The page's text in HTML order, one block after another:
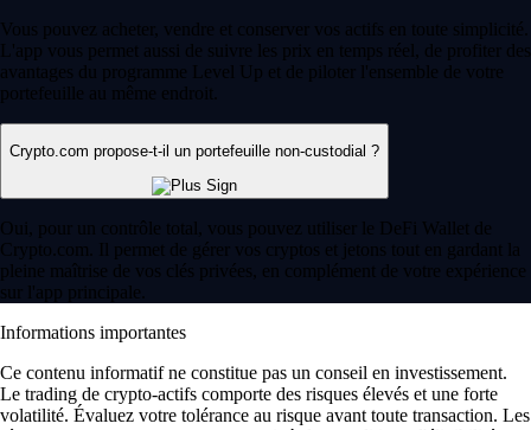
Vous pouvez acheter, vendre et conserver vos actifs en toute simplicité.
L'app vous permet aussi de suivre les prix en temps réel, de profiter des
avantages du programme Level Up et de piloter l'ensemble de votre
portefeuille au même endroit.
Crypto.com propose-t-il un portefeuille non-custodial ?
Oui, pour un contrôle total, vous pouvez utiliser le DeFi Wallet de
Crypto.com. Il permet de gérer vos cryptos et jetons tout en gardant la
pleine maîtrise de vos clés privées, en complément de votre expérience
sur l'app principale.
Informations importantes
Ce contenu informatif ne constitue pas un conseil en investissement.
Le trading de crypto-actifs comporte des risques élevés et une forte
volatilité. Évaluez votre tolérance au risque avant toute transaction. Les